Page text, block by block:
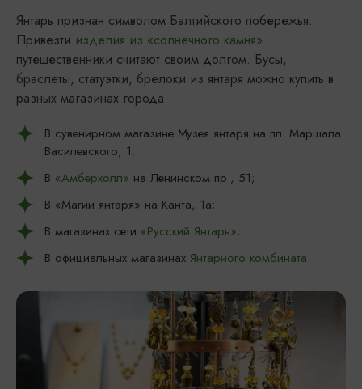
Янтарь признан символом Балтийского побережья.
Привезти изделия из «солнечного камня»
путешественники считают своим долгом. Бусы,
браслеты, статуэтки, брелоки из янтаря можно купить в
разных магазинах города.
В сувенирном магазине Музея янтаря на пл. Маршала
Василевского, 1;
В «Амберхолл» на Ленинском пр., 51;
В «Магии янтаря» на Канта, 1а;
В магазинах сети «Русский Янтарь»;
В официальных магазинах Янтарного комбината.